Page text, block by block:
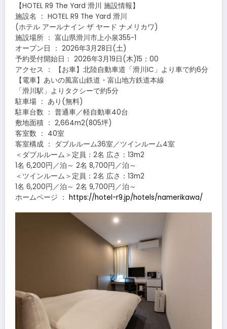
【HOTEL R9 The Yard 滑川 施設情報】
施設名 ： HOTEL R9 The Yard 滑川
(ホテル アールナイン ザ ヤード ナメリカワ)
施設場所 ： 富山県滑川市上小泉355-1
オープン日 ： 2026年3月28日(土)
予約受付開始日： 2026年3月19日(木)15：00
アクセス ： 【お車】北陸自動車道「滑川IC」より車で約6分
【電車】あいの風富山鉄道・富山地方鉄道本線
「滑川駅」よりタクシーで約5分
駐車場 ： あり(無料)
駐車台数 ： 普通車／軽自動車40台
敷地面積 ： 2,664m2(805坪)
客室数 ： 40室
客室構成 ： ダブルルーム36室／ツインルーム4室
＜ダブルルーム＞定員：2名 広さ：13m2
1名 6,200円／泊～ 2名 8,700円／泊～
＜ツインルーム＞定員：2名 広さ：13m2
1名 6,200円／泊～ 2名 9,700円／泊～
ホームページ ： https://hotel-r9.jp/hotels/namerikawa/